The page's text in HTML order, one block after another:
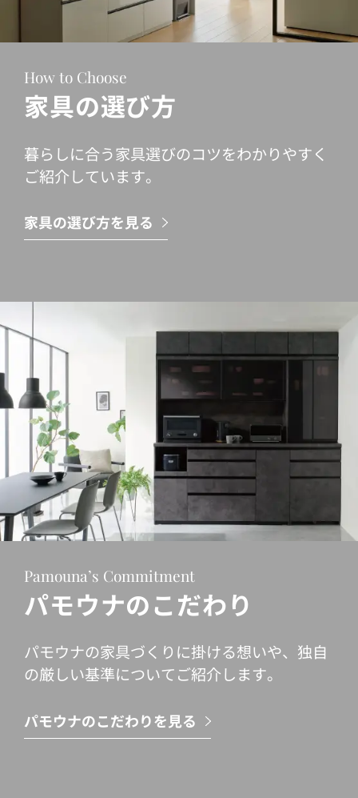
How to Choose
家具の選び方
暮らしに合う家具選びのコツをわかりやすく
ご紹介しています。
家具の選び方を見る
Pamouna’s Commitment
パモウナのこだわり
パモウナの家具づくりに掛ける想いや、独自
の厳しい基準についてご紹介します。
パモウナのこだわりを見る